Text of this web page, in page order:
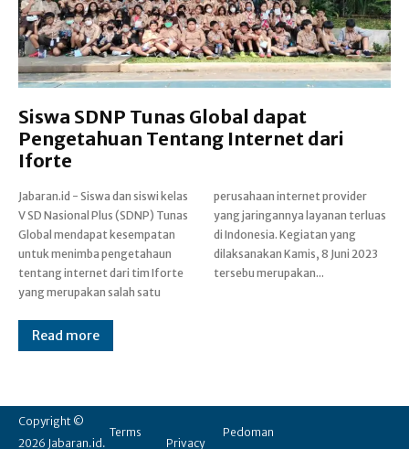
Siswa SDNP Tunas Global dapat
Pengetahuan Tentang Internet dari
Iforte
Jabaran.id - Siswa dan siswi kelas
V SD Nasional Plus (SDNP) Tunas
Global mendapat kesempatan
untuk menimba pengetahaun
tentang internet dari tim Iforte
yang merupakan salah satu
perusahaan internet provider
yang jaringannya layanan terluas
di Indonesia. Kegiatan yang
dilaksanakan Kamis, 8 Juni 2023
tersebu merupakan...
Read more
Copyright ©
2026 Jabaran.id.
Terms
Privacy
Pedoman